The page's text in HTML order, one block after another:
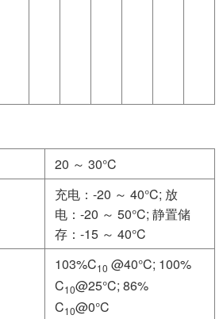
20 ～ 30°C
充电：-20 ～ 40°C; 放
电：-20 ～ 50°C; 静置储
存：-15 ～ 40°C
103%C10 @40°C; 100%
C10@25°C; 86%
C10@0°C